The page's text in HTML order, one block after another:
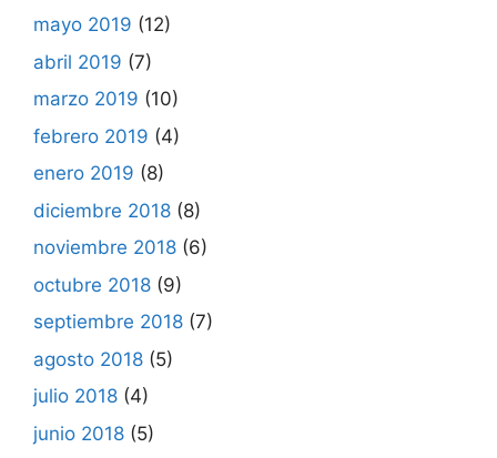
mayo 2019 (12)
abril 2019 (7)
marzo 2019 (10)
febrero 2019 (4)
enero 2019 (8)
diciembre 2018 (8)
noviembre 2018 (6)
octubre 2018 (9)
septiembre 2018 (7)
agosto 2018 (5)
julio 2018 (4)
junio 2018 (5)